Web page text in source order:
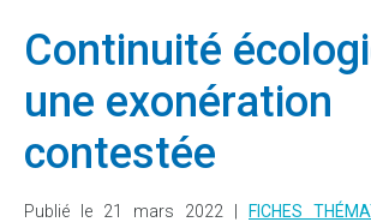
Continuité
une exonération
contestée
Publié le 21 mars 2022 | FICHES